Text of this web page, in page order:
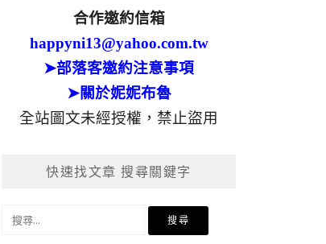
合作邀約信箱
happyni13@yahoo.com.tw
➤部落客邀約注意事項
➤關於妮妮布魯
全站圖文未經授權，禁止盜用
快速找文章 搜尋關鍵字